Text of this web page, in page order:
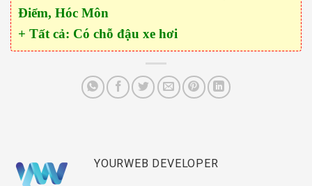
Điểm, Hóc Môn
+ Tất cả: Có chỗ đậu xe hơi
YOURWEB DEVELOPER